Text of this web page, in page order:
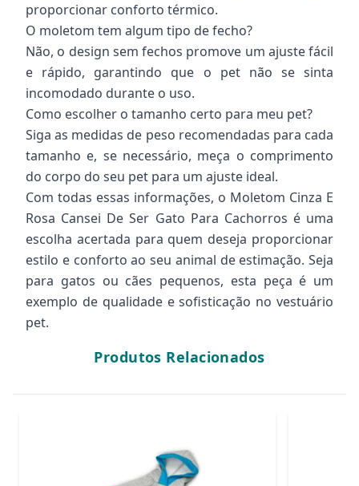
proporcionar conforto térmico.
O moletom tem algum tipo de fecho?
Não, o design sem fechos promove um ajuste fácil
e rápido, garantindo que o pet não se sinta
incomodado durante o uso.
Como escolher o tamanho certo para meu pet?
Siga as medidas de peso recomendadas para cada
tamanho e, se necessário, meça o comprimento
do corpo do seu pet para um ajuste ideal.
Com todas essas informações, o Moletom Cinza E
Rosa Cansei De Ser Gato Para Cachorros é uma
escolha acertada para quem deseja proporcionar
estilo e conforto ao seu animal de estimação. Seja
para gatos ou cães pequenos, esta peça é um
exemplo de qualidade e sofisticação no vestuário
pet.
Produtos Relacionados